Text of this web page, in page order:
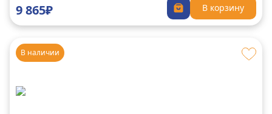
9 865₽ В корзину
В наличии